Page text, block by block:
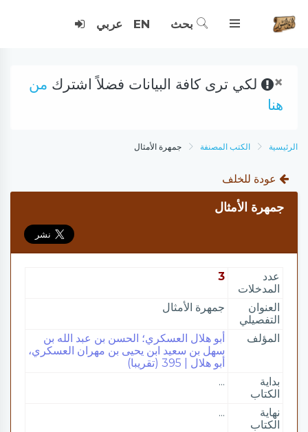
بحث EN عربي
× لكي ترى كافة البيانات فضلاً اشترك من
هنا
الرئيسية الكتب المصنفة جمهرة الأمثال
عودة للخلف
جمهرة الأمثال
عدد
المدخلات
3
العنوان
التفصيلي
جمهرة الأمثال
المؤلف
أبو هلال العسكري؛ الحسن بن عبد الله بن
سهل بن سعيد ابن يحيى بن مهران العسكري،
أبو هلال | 395 (تقريبا)
بداية
الكتاب
...
نهاية
الكتاب
...